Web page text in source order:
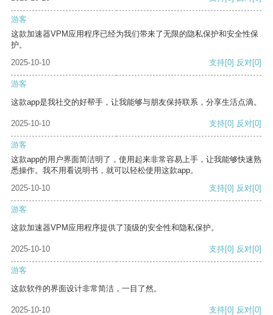
游客
这款加速器VPM应用程序已经为我们带来了无限的隐私保护和安全性保
护。
2025-10-10
支持[0] 反对[0]
游客
这款app是我社交的好帮手，让我能够与朋友保持联系，分享生活点滴。
2025-10-10 支持[0] 反对[0]
游客
这款app的用户界面简洁明了，使用起来非常容易上手，让我能够快速熟
悉操作。我不用看说明书，就可以轻松使用这款app。
2025-10-10
支持[0] 反对[0]
游客
这款加速器VPM应用程序提供了顶级的安全性和隐私保护。
2025-10-10 支持[0] 反对[0]
游客
这款软件的界面设计非常简洁，一目了然。
2025-10-10 支持[0] 反对[0]